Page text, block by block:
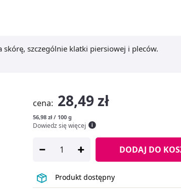
szczególnie klatki piersiowej i pleców.
cena: 28,49 zł
56,98 zł / 100 g
Dowiedz się więcej
DODAJ DO
Produkt dostępny